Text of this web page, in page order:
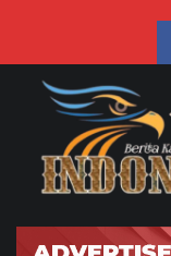
content